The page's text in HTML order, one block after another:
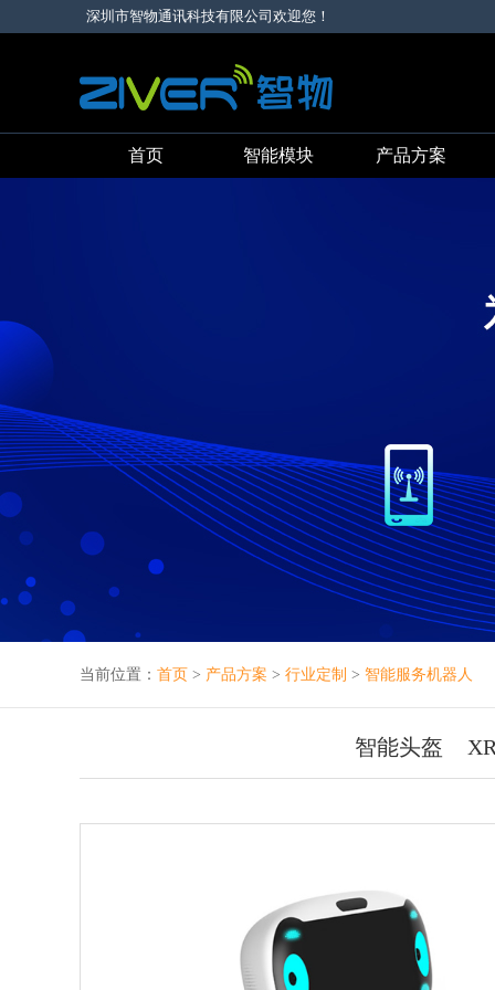
深圳市智物通讯科技有限公司欢迎您！
首页 智能模块 产品方案
当前位置： 首页 > 产品方案 > 行业定制 > 智能服务机器人
智能头盔